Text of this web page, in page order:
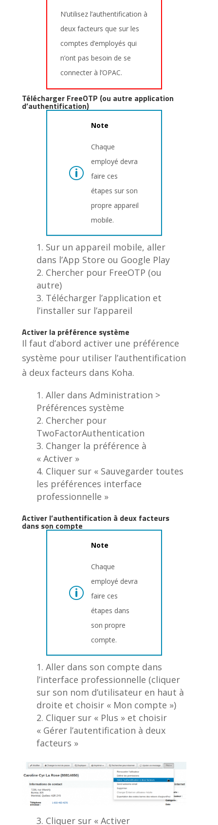
N’utilisez l’authentification à
deux facteurs que sur les
comptes d’employés qui
n’ont pas besoin de se
connecter à l’OPAC.
Télécharger FreeOTP (ou autre application
d’authentification)
Note
Chaque
employé devra
faire ces
étapes sur son
propre appareil
mobile.
Sur un appareil mobile, aller
dans l’App Store ou Google Play
Chercher pour FreeOTP (ou
autre)
Télécharger l’application et
l’installer sur l’appareil
Activer la préférence système
Il faut d’abord activer une préférence
système pour utiliser l’authentification
à deux facteurs dans Koha.
Aller dans Administration >
Préférences système
Chercher pour
TwoFactorAuthentication
Changer la préférence à
« Activer »
Cliquer sur « Sauvegarder toutes
les préférences interface
professionnelle »
Activer l’authentification à deux facteurs
dans son compte
Note
Chaque
employé devra
faire ces
étapes dans
son propre
compte.
Aller dans son compte dans
l’interface professionnelle (cliquer
sur son nom d’utilisateur en haut à
droite et choisir « Mon compte »)
Cliquer sur « Plus » et choisir
« Gérer l’autentification à deux
facteurs »
Cliquer sur « Activer